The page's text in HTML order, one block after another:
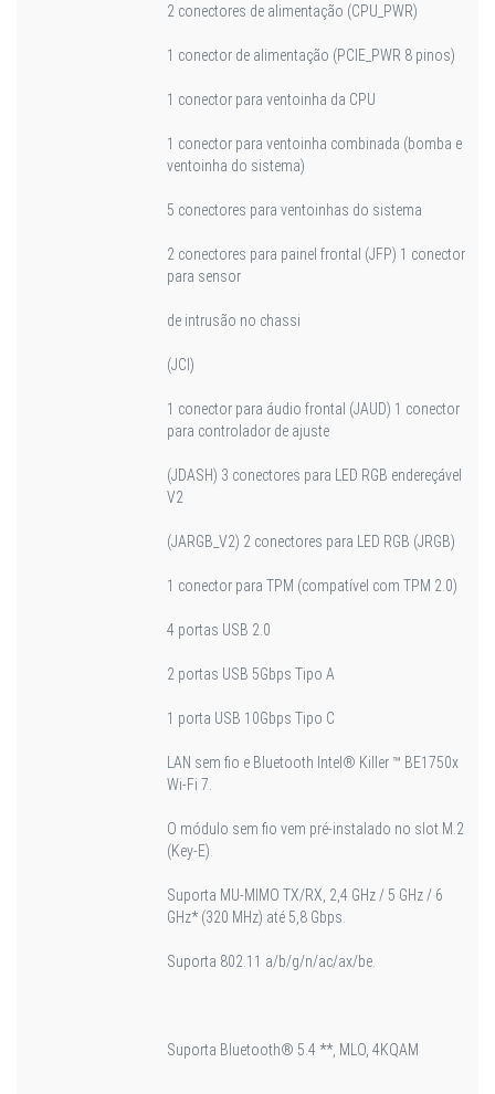
2 conectores de alimentação (CPU_PWR)
1 conector de alimentação (PCIE_PWR 8 pinos)
1 conector para ventoinha da CPU
1 conector para ventoinha combinada (bomba e
ventoinha do sistema)
5 conectores para ventoinhas do sistema
2 conectores para painel frontal (JFP) 1 conector
para sensor
de intrusão no chassi
(JCI)
1 conector para áudio frontal (JAUD) 1 conector
para controlador de ajuste
(JDASH) 3 conectores para LED RGB endereçável
V2
(JARGB_V2) 2 conectores para LED RGB (JRGB)
1 conector para TPM (compatível com TPM 2.0)
4 portas USB 2.0
2 portas USB 5Gbps Tipo A
1 porta USB 10Gbps Tipo C
LAN sem fio e Bluetooth Intel® Killer ™ BE1750x
Wi-Fi 7.
O módulo sem fio vem pré-instalado no slot M.2
(Key-E).
Suporta MU-MIMO TX/RX, 2,4 GHz / 5 GHz / 6
GHz* (320 MHz) até 5,8 Gbps.
Suporta 802.11 a/b/g/n/ac/ax/be.
Suporta Bluetooth® 5.4 **, MLO, 4KQAM